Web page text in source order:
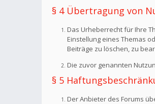
§ 4 Übertragung von
Das Urheberrecht für Ihre
Einstellung eines Themas
Beiträge zu löschen, zu
Die zuvor genannten
§ 5
Der Anbieter des Forums